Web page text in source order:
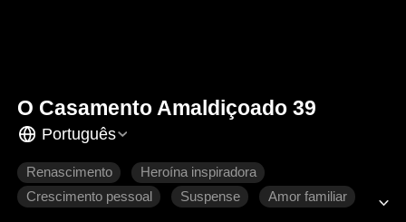
O Casamento Amaldiçoado 39
Português
Renascimento
Heroína inspiradora
Crescimento pessoal
Suspense Amor familiar